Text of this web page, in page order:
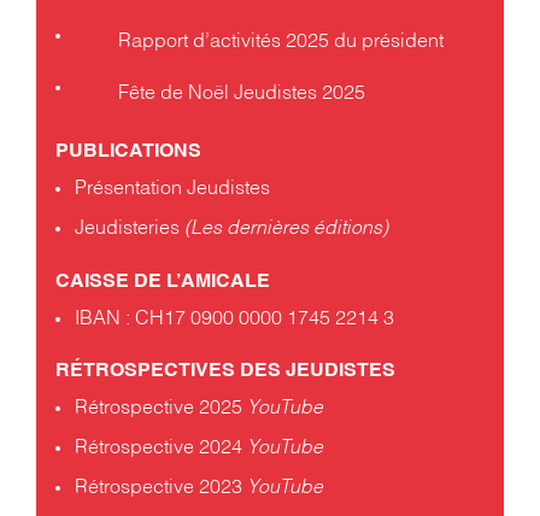
Rapport d’activités 2025 du président
Fête de Noël Jeudistes 2025
PUBLICATIONS
Présentation Jeudistes
Jeudisteries (Les dernières éditions)
CAISSE DE L’AMICALE
IBAN : CH17 0900 0000 1745 2214 3
RÉTROSPECTIVES DES JEUDISTES
Rétrospective 2025 YouTube
Rétrospective 2024 YouTube
Rétrospective 2023 YouTube